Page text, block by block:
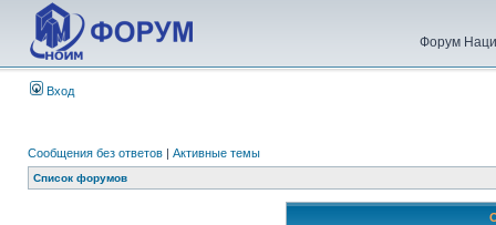
Форум
Вход
Сообщения без ответов | Активные темы
Список форумов